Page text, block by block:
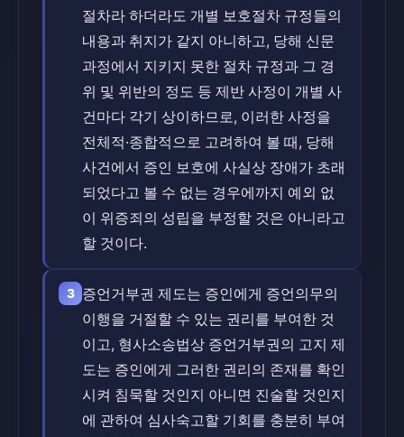
절차라 하더라도 개별 보호절차 규정들의
내용과 취지가 같지 아니하고, 당해 신문
과정에서 지키지 못한 절차 규정과 그 경
위 및 위반의 정도 등 제반 사정이 개별 사
건마다 각기 상이하므로, 이러한 사정을
전체적·종합적으로 고려하여 볼 때, 당해
사건에서 증인 보호에 사실상 장애가 초래
되었다고 볼 수 없는 경우에까지 예외 없
이 위증죄의 성립을 부정할 것은 아니라고
할 것이다.
3 증언거부권 제도는 증인에게 증언의무의
이행을 거절할 수 있는 권리를 부여한 것
이고, 형사소송법상 증언거부권의 고지 제
도는 증인에게 그러한 권리의 존재를 확인
시켜 침묵할 것인지 아니면 진술할 것인지
에 관하여 심사숙고할 기회를 충분히 부여